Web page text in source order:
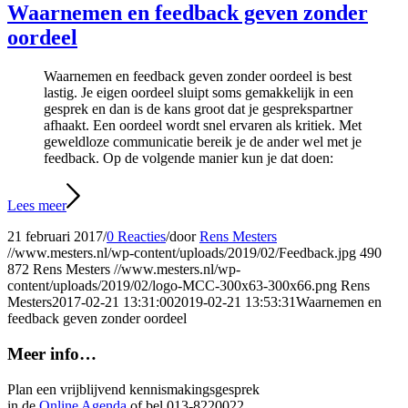
Waarnemen en feedback geven zonder
oordeel
Waarnemen en feedback geven zonder oordeel is best
lastig. Je eigen oordeel sluipt soms gemakkelijk in een
gesprek en dan is de kans groot dat je gesprekspartner
afhaakt. Een oordeel wordt snel ervaren als kritiek. Met
geweldloze communicatie bereik je de ander wel met je
feedback. Op de volgende manier kun je dat doen:
Lees meer
21 februari 2017/0 Reacties/doorRens Mesters
//www.mesters.nl/wp-content/uploads/2019/02/Feedback.jpg 490
872 Rens Mesters //www.mesters.nl/wp-
content/uploads/2019/02/logo-MCC-300x63-300x66.png Rens
Mesters2017-02-21 13:31:002019-02-21 13:53:31Waarnemen en
feedback geven zonder oordeel
Meer info…
Plan een vrijblijvend kennismakingsgesprek